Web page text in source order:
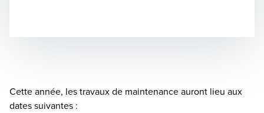
Cette année, les travaux de maintenance auront lieu aux
dates suivantes :